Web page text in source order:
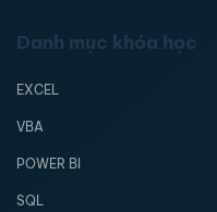
Danh mục khóa học
EXCEL
VBA
POWER BI
SQL